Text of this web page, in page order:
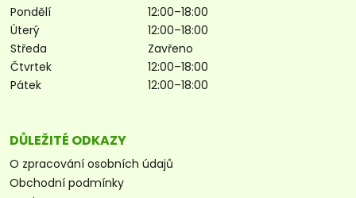
Pondělí
12:00–18:00
Úterý
12:00–18:00
Středa
Zavřeno
Čtvrtek
12:00–18:00
Pátek
12:00–18:00
DŮLEŽITÉ ODKAZY
O zpracování osobních údajů
Obchodní podmínky